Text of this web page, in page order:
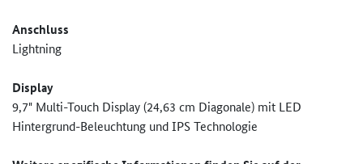
Anschluss
Lightning
Display
9,7" Multi-Touch Display (24,63 cm Diagonale) mit LED
Hintergrund-Beleuchtung und IPS Technologie